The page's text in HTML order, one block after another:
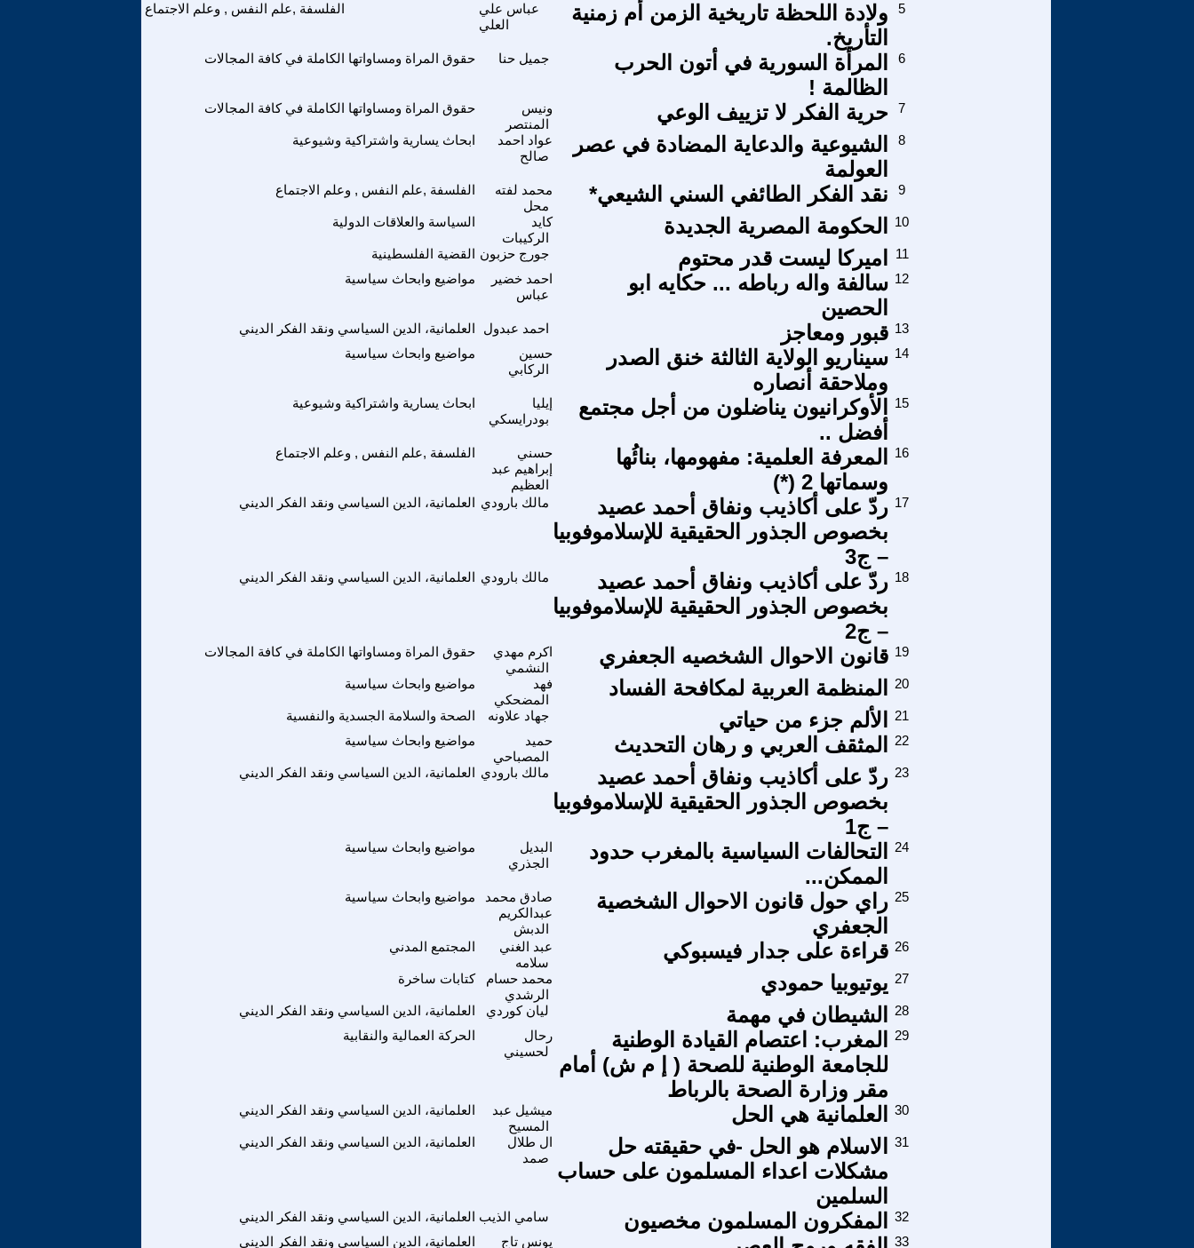
الفلسفة ,علم النفس , وعلم الاجتماع
عباس علي
العلي
ولادة اللحظة تاريخية الزمن أم زمنية
التأريخ.
5
حقوق المراة ومساواتها الكاملة في كافة المجالات جميل حنا
المرأة السورية في أتون الحرب
الظالمة !
6
حقوق المراة ومساواتها الكاملة في كافة المجالات
ونيس
المنتصر
حرية الفكر لا تزييف الوعي 7
ابحاث يسارية واشتراكية وشيوعية
عواد احمد
صالح
الشيوعية والدعاية المضادة في عصر
العولمة
8
الفلسفة ,علم النفس , وعلم الاجتماع
محمد لفته
محل
نقد الفكر الطائفي السني الشيعي* 9
السياسة والعلاقات الدولية
كايد
الركيبات
الحكومة المصرية الجديدة 10
القضية الفلسطينية جورج حزبون اميركا ليست قدر محتوم
11
مواضيع وابحاث سياسية
احمد خضير
عباس
سالفة واله رباطه ... حكايه ابو
الحصين
12
العلمانية، الدين السياسي ونقد الفكر الديني احمد عبدول قبور ومعاجز 13
مواضيع وابحاث سياسية
حسين
الركابي
سيناريو الولاية الثالثة خنق الصدر
وملاحقة أنصاره
14
ابحاث يسارية واشتراكية وشيوعية
إيليا
بودرايسكي
الأوكرانيون يناضلون من أجل مجتمع
أفضل ..
15
الفلسفة ,علم النفس , وعلم الاجتماع
حسني
إبراهيم عبد
العظيم
المعرفة العلمية: مفهومها، بنائُها
وسماتها 2 (*)
16
العلمانية، الدين السياسي ونقد الفكر الديني مالك بارودي
ردّ على أكاذيب ونفاق أحمد عصيد
بخصوص الجذور الحقيقية للإسلاموفوبيا
– ج3
17
العلمانية، الدين السياسي ونقد الفكر الديني مالك بارودي
ردّ على أكاذيب ونفاق أحمد عصيد
بخصوص الجذور الحقيقية للإسلاموفوبيا
– ج2
18
حقوق المراة ومساواتها الكاملة في كافة المجالات
اكرم مهدي
النشمي
قانون الاحوال الشخصيه الجعفري 19
مواضيع وابحاث سياسية
فهد
المضحكي
المنظمة العربية لمكافحة الفساد 20
الصحة والسلامة الجسدية والنفسية جهاد علاونه الألم جزء من حياتي
21
مواضيع وابحاث سياسية
حميد
المصباحي
المثقف العربي و رهان التحديث 22
العلمانية، الدين السياسي ونقد الفكر الديني مالك بارودي
ردّ على أكاذيب ونفاق أحمد عصيد
بخصوص الجذور الحقيقية للإسلاموفوبيا
– ج1
23
مواضيع وابحاث سياسية
البديل
الجذري
التحالفات السياسية بالمغرب حدود
الممكن...
24
مواضيع وابحاث سياسية
صادق محمد
عبدالكريم
الدبش
راي حول قانون الاحوال الشخصية
الجعفري
25
المجتمع المدني
عبد الغني
سلامه
قراءة على جدار فيسبوكي 26
كتابات ساخرة
محمد حسام
الرشدي
يوتيوبيا حمودي 27
العلمانية، الدين السياسي ونقد الفكر الديني ليان كوردي الشيطان في مهمة
28
الحركة العمالية والنقابية
رحال
لحسيني
المغرب: اعتصام القيادة الوطنية
للجامعة الوطنية للصحة ( إ م ش) أمام
مقر وزارة الصحة بالرباط
29
العلمانية، الدين السياسي ونقد الفكر الديني
ميشيل عبد
المسيح
العلمانية هي الحل 30
العلمانية، الدين السياسي ونقد الفكر الديني
ال طلال
صمد
الاسلام هو الحل -في حقيقته حل
مشكلات اعداء المسلمون على حساب
السلمين
31
العلمانية، الدين السياسي ونقد الفكر الديني سامي الذيب المفكرون المسلمون مخصيون
32
العلمانية، الدين السياسي ونقد الفكر الديني
يونس تاج
33